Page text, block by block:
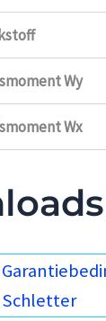
Wy
Wx
Schletter